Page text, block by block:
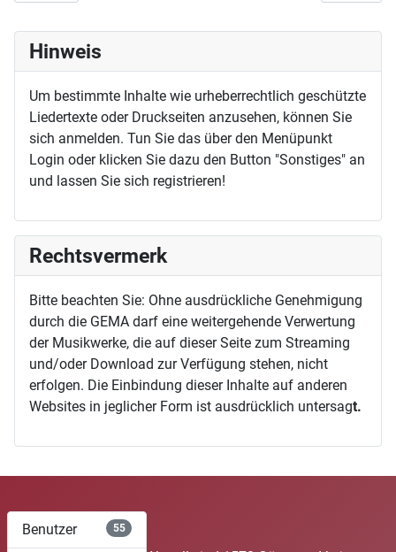
Hinweis
Um bestimmte Inhalte wie urheberrechtlich geschützte
Liedertexte oder Druckseiten anzusehen, können Sie
sich anmelden. Tun Sie das über den Menüpunkt
Login oder klicken Sie dazu den Button "Sonstiges" an
und lassen Sie sich registrieren!
Rechtsvermerk
Bitte beachten Sie: Ohne ausdrückliche Genehmigung
durch die GEMA darf eine weitergehende Verwertung
der Musikwerke, die auf dieser Seite zum Streaming
und/oder Download zur Verfügung stehen, nicht
erfolgen. Die Einbindung dieser Inhalte auf anderen
Websites in jeglicher Form ist ausdrücklich untersagt.
Benutzer 55